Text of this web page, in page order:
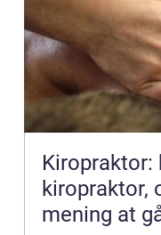
Kiropraktor:
kiropraktor,
mening at